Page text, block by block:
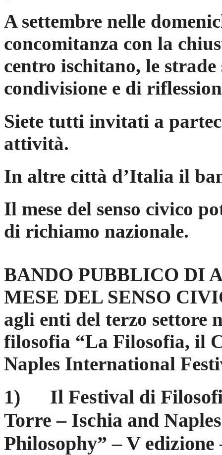
A settembre nelle
concomitanza con la
centro ischitano, le
condivisione e di
Siete tutti invitati a
attività.
In altre città d’Italia il
Il mese del senso civico
di richiamo nazionale.
BANDO PUBBLICO DI
MESE DEL SENSO
agli enti del terzo settore
filosofia “La Filosofia, il
Naples International
1) Il Festival di
Torre – Ischia and
Philosophy” – V edizione